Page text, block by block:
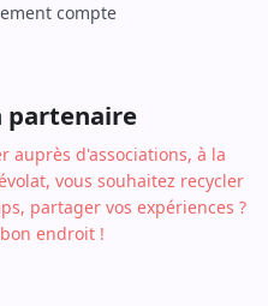
compte
partenaire
auprès d'associations, à la
vous souhaitez recycler
partager vos expériences ?
endroit !